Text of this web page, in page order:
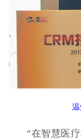
“在智慧医